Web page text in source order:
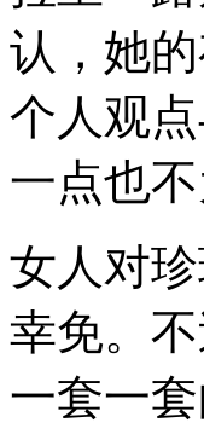
·
梅
认，她
个人观
一点也不
女人对
幸免。
一套一